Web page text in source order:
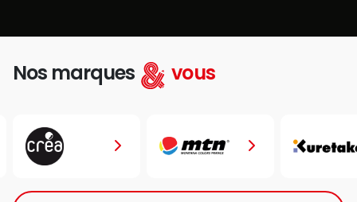
Nos marques vous